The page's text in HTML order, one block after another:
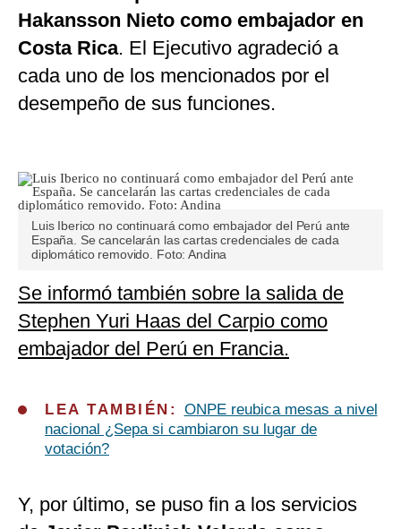
Hakansson Nieto como embajador en
Costa Rica. El Ejecutivo agradeció a
cada uno de los mencionados por el
desempeño de sus funciones.
Luis Iberico no continuará como embajador del Perú ante
España. Se cancelarán las cartas credenciales de cada
diplomático removido. Foto: Andina
Se informó también sobre la salida de
Stephen Yuri Haas del Carpio como
embajador del Perú en Francia.
LEA TAMBIÉN: ONPE reubica mesas a nivel
nacional ¿Sepa si cambiaron su lugar de
votación?
Y, por último, se puso fin a los servicios